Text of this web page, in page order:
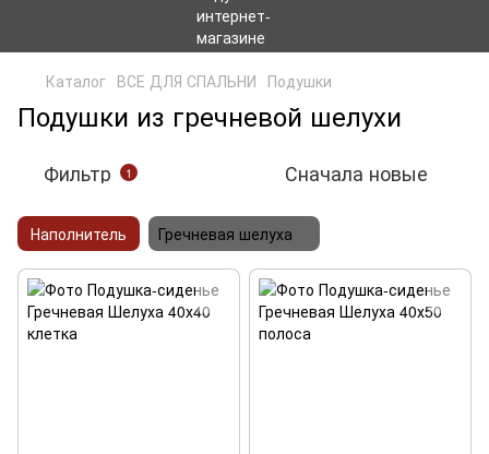
Каталог ВСЕ ДЛЯ СПАЛЬНИ Подушки
Подушки из гречневой шелухи
Фильтр 1 Сначала новые
Наполнитель Гречневая шелуха